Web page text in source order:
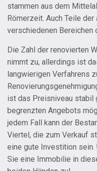
stammen aus dem
Römerzeit. Auch Teile
verschiedenen Bereichen
Die Zahl der renovierten
nimmt zu, allerdings ist
langwierigen Verfahrens
ist das Preisniveau stabil
begrenzten Angebots
jedem Fall kann der
Viertel, die zum Verkauf
eine gute Investition sein.
Sie eine Immobilie in